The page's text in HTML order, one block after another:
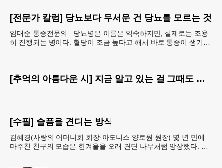
[전문가 칼럼] 당뇨보다 무서운 건 당뇨를 모르는 것
임대순 통증전문의 당뇨병은 이름은 익숙하지만, 실제로는 조용
히 진행되는 병이다. 혈당이 조금 높다고 해서 바로 통증이 생기거
[추억의 아름다운 시] 지금 알고 있는 걸 그때도 알았더라면
[수필] 슬픔을 견디는 방식
김혜경(사랑의 어머니회 회장·아도니스 양로원 원장) 몇 년 만에
마주친 친구의 모습은 한겨울을 오래 견딘 나무처럼 앙상했다. 핏